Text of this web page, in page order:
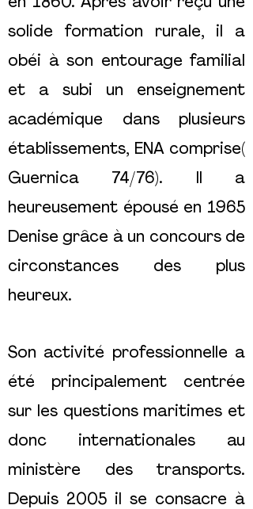
en 1860. Après avoir reçu une
solide formation rurale, il a
obéi à son entourage familial
et a subi un enseignement
académique dans plusieurs
établissements, ENA comprise(
Guernica 74/76). Il a
heureusement épousé en 1965
Denise grâce à un concours de
circonstances des plus
heureux.
Son activité professionnelle a
été principalement centrée
sur les questions maritimes et
donc internationales au
ministère des transports.
Depuis 2005 il se consacre à